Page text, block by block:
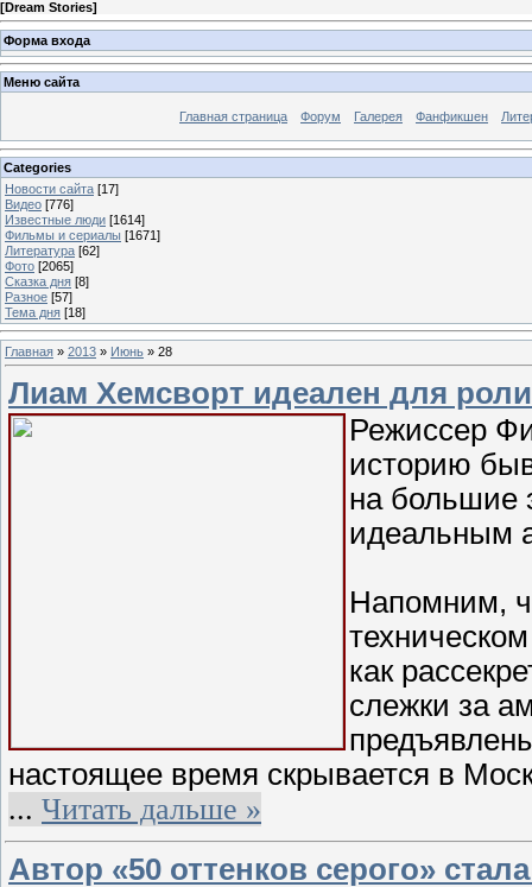
[Dream Stories]
Форма входа
Меню сайта
Главная страница Форум Галерея Фанфикшен
Categories
Новости сайта [17]
Видео [776]
Известные люди [1614]
Фильмы и сериалы [1671]
Литература [62]
Фото [2065]
Сказка дня [8]
Разное [57]
Тема дня [18]
Главная » 2013 » Июнь » 28
Лиам Хемсворт идеален для
Режиссер
историю
на большие
идеальным
Напомним,
как
слежки за
настоящее время скрывается в
... Читать дальше »
Автор «50 оттенков серого»